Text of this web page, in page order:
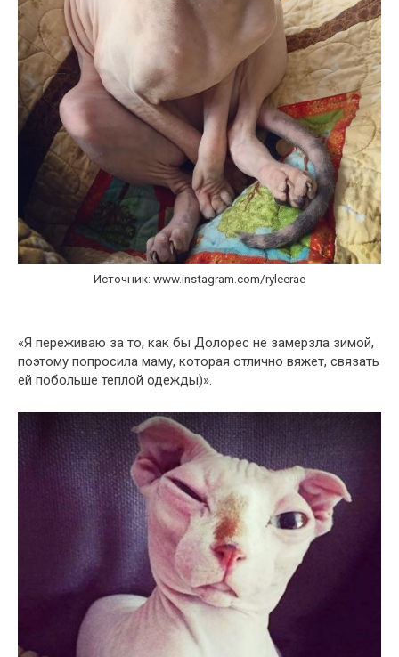
Источник: www.instagram.com/ryleerae
«Я переживаю за то, как бы Долорес не замерзла зимой,
поэтому попросила маму, которая отлично вяжет, связать
ей побольше теплой одежды)».